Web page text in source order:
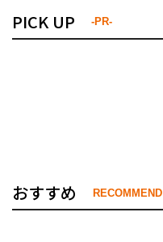
PICK UP -PR-
おすすめ RECOMMEND